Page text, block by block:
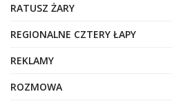
RATUSZ ŻARY
REGIONALNE CZTERY ŁAPY
REKLAMY
ROZMOWA